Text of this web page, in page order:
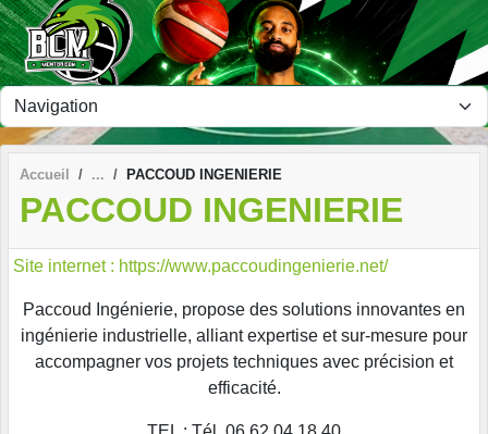
Accueil PACCOUD INGENIERIE
PACCOUD INGENIERIE
Site internet : https://www.paccoudingenierie.net/
Paccoud Ingénierie, propose des solutions innovantes en
ingénierie industrielle, alliant expertise et sur-mesure pour
accompagner vos projets techniques avec précision et
efficacité.
Panneau de gestion des cookies